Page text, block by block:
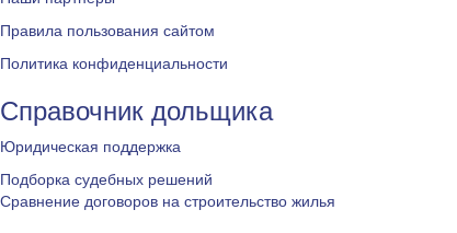
Правила пользования сайтом
Политика конфиденциальности
Справочник дольщика
Юридическая поддержка
Подборка судебных решений
Сравнение договоров на строительство жилья